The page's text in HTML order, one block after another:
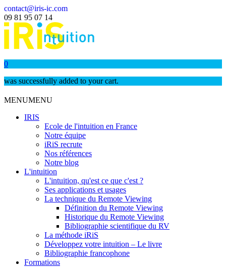
contact@iris-ic.com
09 81 95 07 14
0
was successfully added to your cart.
MENUMENU
IRIS
Ecole de l'intuition en France
Notre équipe
iRiS recrute
Nos références
Notre blog
L'intuition
L'intuition, qu'est ce que c'est ?
Ses applications et usages
La technique du Remote Viewing
Définition du Remote Viewing
Historique du Remote Viewing
Bibliographie scientifique du RV
La méthode iRiS
Développez votre intuition – Le livre
Bibliographie francophone
Formations